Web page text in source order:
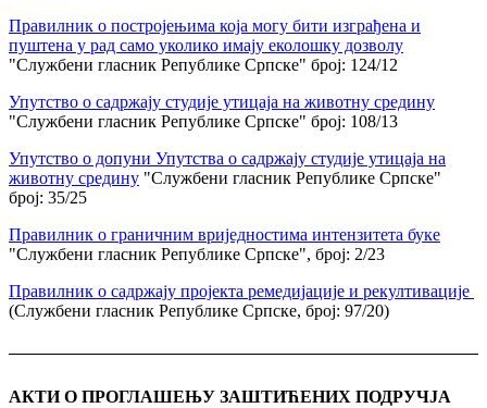
Правилник о постројењима која могу бити изграђена и
пуштена у рад само уколико имају еколошку дозволу
"Службени гласник Републике Српске" број: 124/12
Упутство о садржају студије утицаја на животну средину
"Службени гласник Републике Српске" број: 108/13
Упутство о допуни Упутства о садржају студије утицаја на
животну средину "Службени гласник Републике Српске"
број: 35/25
Правилник о граничним вриједностима интензитета буке
"Службени гласник Републике Српске", број: 2/23
Правилник о садржају пројекта ремедијације и рекултивације
(Службени гласник Републике Српске, број: 97/20)
АКТИ О ПРОГЛАШЕЊУ ЗАШТИЋЕНИХ ПОДРУЧЈА